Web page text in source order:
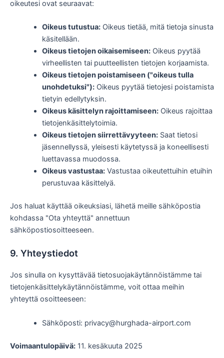
oikeutesi ovat seuraavat:
Oikeus tutustua:Oikeus tietää, mitä tietoja sinusta
käsitellään.
Oikeus tietojen oikaisemiseen:Oikeus pyytää
virheellisten tai puutteellisten tietojen korjaamista.
Oikeus tietojen poistamiseen ("oikeus tulla
unohdetuksi"):Oikeus pyytää tietojesi poistamista
tietyin edellytyksin.
Oikeus käsittelyn rajoittamiseen:Oikeus rajoittaa
tietojenkäsittelytoimia.
Oikeus tietojen siirrettävyyteen:Saat tietosi
jäsennellyssä, yleisesti käytetyssä ja koneellisesti
luettavassa muodossa.
Oikeus vastustaa:Vastustaa oikeutettuihin etuihin
perustuvaa käsittelyä.
Jos haluat käyttää oikeuksiasi, lähetä meille sähköpostia
kohdassa "Ota yhteyttä" annettuun
sähköpostiosoitteeseen.
9. Yhteystiedot
Jos sinulla on kysyttävää tietosuojakäytännöistämme tai
tietojenkäsittelykäytännöistämme, voit ottaa meihin
yhteyttä osoitteeseen:
Sähköposti: privacy@hurghada-airport.com
Voimaantulopäivä: 11. kesäkuuta 2025